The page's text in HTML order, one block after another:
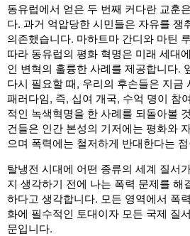
동유럽에서 얻은 두 번째 커다란 교훈
다. 과거 억압당한 시민들은 자유를 쟁
의존했습니다. 마하트마 간디와 마틴
따라 동유럽의 평화 혁명은 미래 세대
인 변혁의 훌륭한 사례를 제공합니다.
다시 필요할 때, 우리의 후손들은 지금
패러다임, 즉, 십여 개국, 수억 명이 참
적인 녹색혁명을 한 사례를 되돌아볼
건들은 인간 본성의 기저에는 평화와
으며 폭력에는 철저하게 반대한다는
탈냉전 시대에 어떤 종류의 세계 질서
지 생각하기 전에 나는 폭력 문제를 해
하다고 생각합니다. 모든 영역에서 폭
화에 필수적인 토대이자 모든 국제 질
문입니다.